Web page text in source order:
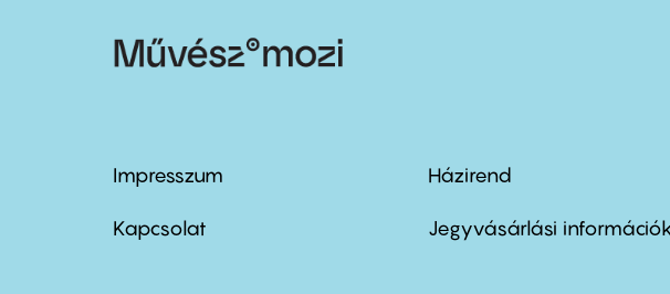
Footer
menu
Impresszum
Kapcsolat
Footer
menu
Házirend
Jegyvásárlási